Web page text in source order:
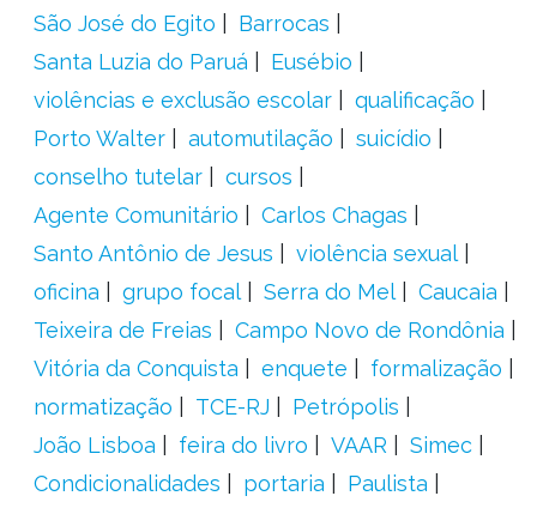
São José do Egito
Barrocas
Santa Luzia do Paruá
Eusébio
violências e exclusão escolar
qualificação
Porto Walter
automutilação
suicídio
conselho tutelar
cursos
Agente Comunitário
Carlos Chagas
Santo Antônio de Jesus
violência sexual
oficina
grupo focal Serra do Mel
Caucaia
Teixeira de Freias
Campo Novo de Rondônia
Vitória da Conquista
enquete
formalização
normatização
TCE-RJ
Petrópolis
João Lisboa
feira do livro VAAR
Simec
Condicionalidades
portaria
Paulista